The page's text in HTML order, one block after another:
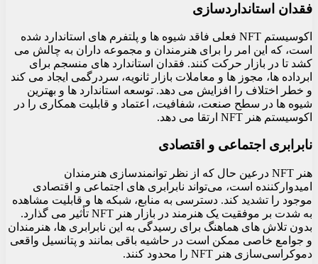
فقدان استانداردسازی
اکوسیستم NFT فعلی فاقد شیوه ها و پلتفرم های استاندارد شده
است، که این امر را برای هنرمندان و مجموعه داران به چالش می
کشد تا در بازار حرکت کنند. فقدان استاندارد های منسجم برای
ابرداده ها، مجوز ها و معاملات بازار ثانویه، سردرگمی ایجاد می کند
و خطر اختلاف را افزایش می دهد. توسعه استاندارد ها و بهترین
شیوه ها در سطح صنعت، شفافیت، اعتماد و قابلیت همکاری را در
اکوسیستم هنر NFT ارتقا می دهد.
نابرابری اجتماعی و اقتصادی
هنر NFT درعین حال که از نظر توانمندسازی هنرمندان
امیدوارکننده است، می‌تواند نابرابری‌ های اجتماعی و اقتصادی
موجود را تشدید کند. دسترسی به منابع، شبکه ها و قابلیت مشاهده
به شدت بر موفقیت یک هنرمند در بازار هنر NFT تأثیر می گذارد.
بدون تلاش‌ های هماهنگ برای رسیدگی به این نابرابری‌ ها، هنرمندان
و جوامع خاصی ممکن است در حاشیه باقی بمانند و پتانسیل واقعی
دموکراسی‌سازی هنر NFT را محدود کنند.